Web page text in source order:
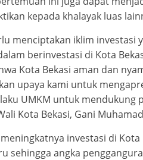
kepada khalayak luas
menciptakan iklim investasi
berinvestasi di Kota
Kota Bekasi aman dan
upaya kami untuk
UMKM untuk mendukung
Kota Bekasi, Gani
investasi di
sehingga angka